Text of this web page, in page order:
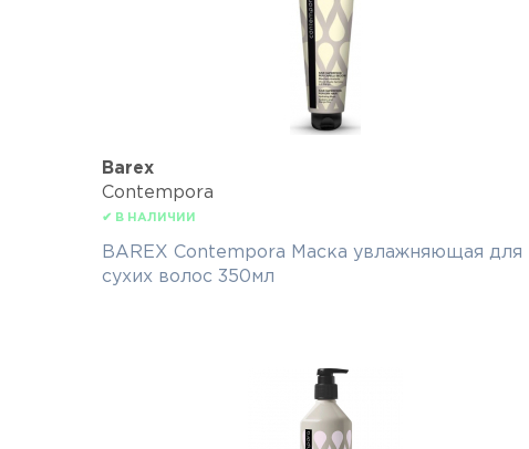
Barex
Contempora
✔ В НАЛИЧИИ
BAREX Contempora Маска увлажняющая для
сухих волос 350мл